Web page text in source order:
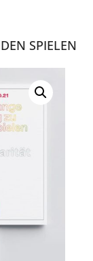
SPIELEN